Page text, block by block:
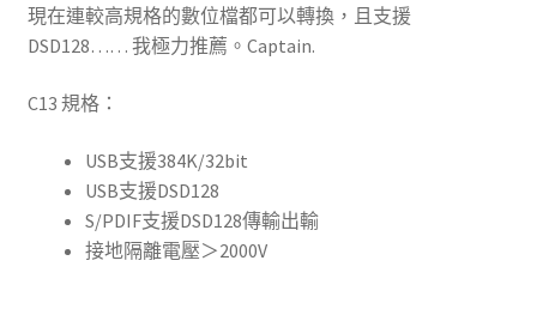
現在連較高規格的數位檔都可以轉換，且支援
DSD128…… 我極力推薦。Captain.
C13 規格：
USB支援384K/32bit
USB支援DSD128
S/PDIF支援DSD128傳輸出輸
接地隔離電壓＞2000V